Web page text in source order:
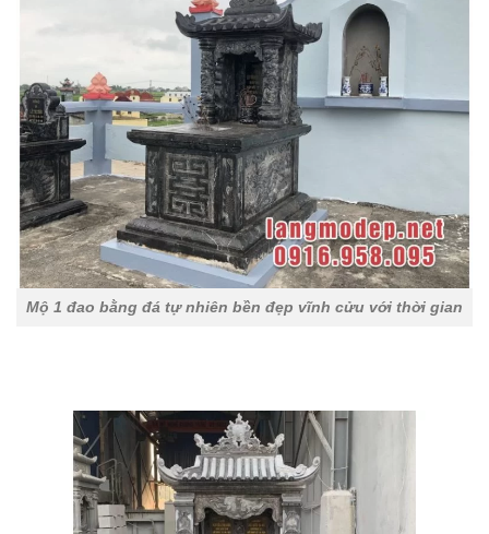
Mộ 1 đao bằng đá tự nhiên bền đẹp vĩnh cửu với thời gian